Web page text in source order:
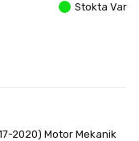
Stokta Var
2020) Motor Mekanik